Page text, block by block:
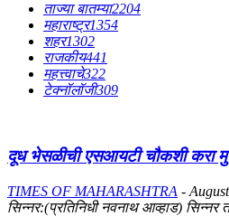
ताज्या बातम्या2204
महाराष्ट्र1354
शहर1302
राजकीय441
महत्त्वाचे322
टेक्नॉलॉजी309
दूध भेसळीची एसआयटी चौकशी करा
TIMES OF MAHARASHTRA -
सिन्नर:(प्रतिनिधी नवनाथ आव्हाड)